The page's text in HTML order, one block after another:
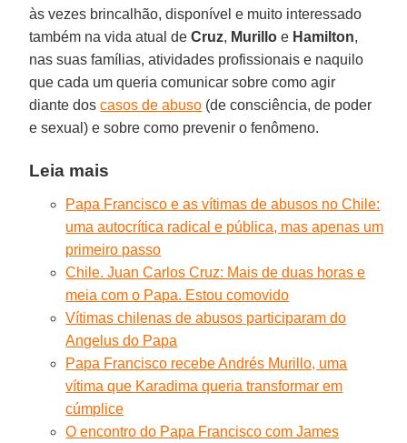
às vezes brincalhão, disponível e muito interessado
também na vida atual deCruz, Murillo e Hamilton,
nas suas famílias, atividades profissionais e naquilo
que cada um queria comunicar sobre como agir
diante doscasos de abuso (de consciência, de poder
e sexual) e sobre como prevenir o fenômeno.
Leia mais
Papa Francisco e as vítimas de abusos no Chile:
uma autocrítica radical e pública, mas apenas um
primeiro passo
Chile. Juan Carlos Cruz: Mais de duas horas e
meia com o Papa. Estou comovido
Vítimas chilenas de abusos participaram do
Angelus do Papa
Papa Francisco recebe Andrés Murillo, uma
vítima que Karadima queria transformar em
cúmplice
O encontro do Papa Francisco com James